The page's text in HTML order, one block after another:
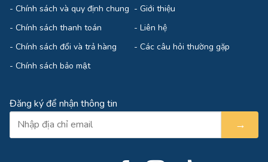
- Chính sách và quy định chung
- Chính sách thanh toán
- Chính sách đổi và trả hàng
- Chính sách bảo mật
- Giới thiệu
- Liên hệ
- Các câu hỏi thường gặp
Đăng ký để nhận thông tin
→